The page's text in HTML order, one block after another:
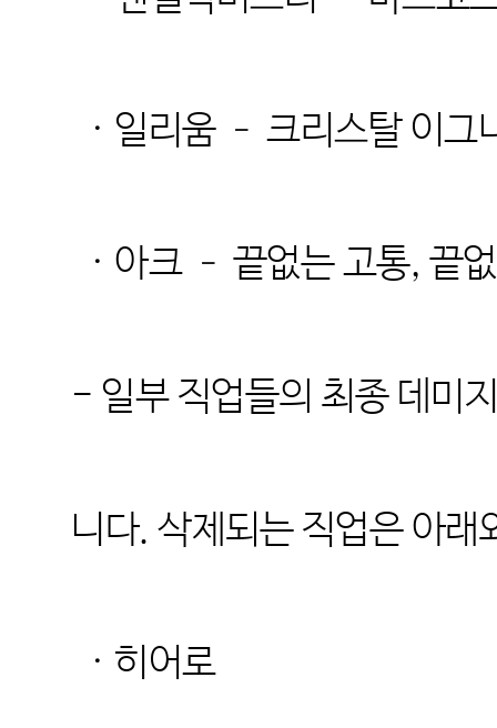
· 일리움 – 크리스탈 이그
· 아크 – 끝없는 고통, 끝
- 일부 직업들의 최종 데미
니다. 삭제되는 직업은 아래
· 히어로